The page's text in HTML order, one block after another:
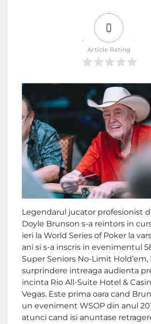
0
Article Rating
Legendarul jucator profesionist
Doyle Brunson s-a reintors in
ieri la World Series of Poker la
ani si s-a inscris in evenimentul
Super Seniors No-Limit
surprindere intreaga audienta
incinta Rio All-Suite Hotel &
Vegas. Este prima oara cand
un eveniment WSOP din anul
atunci cand isi anuntase